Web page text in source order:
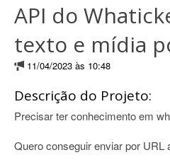
API do
texto e mídia
11/04/2023 às 10:48
Descrição do Projeto:
Precisar ter conhecimento em
Quero conseguir enviar por URL